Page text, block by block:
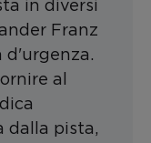
in diversi
Franz
d'urgenza.
al
dalla pista,